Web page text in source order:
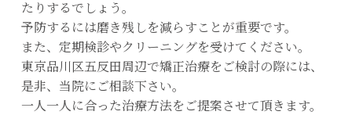
たりするでしょう。
予防するには磨き残しを減らすことが重要です。
また、定期検診やクリーニングを受けてください。
東京品川区五反田周辺で矯正治療をご検討の際には、
是非、当院にご相談下さい。
一人一人に合った治療方法をご提案させて頂きます。